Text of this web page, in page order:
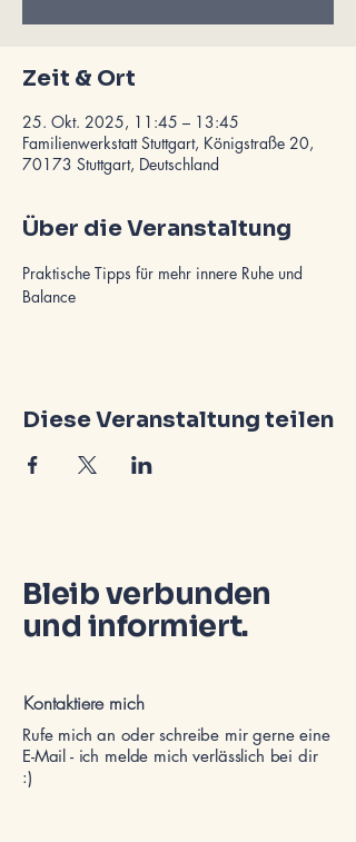
Zeit & Ort
25. Okt. 2025, 11:45 – 13:45
Familienwerkstatt Stuttgart, Königstraße 20,
70173 Stuttgart, Deutschland
Über die Veranstaltung
Praktische Tipps für mehr innere Ruhe und
Balance
Diese Veranstaltung teilen
Bleib verbunden
und informiert.
Kontaktiere mich
Rufe mich an oder schreibe mir gerne eine
E-Mail - ich melde mich verlässlich bei dir
:)